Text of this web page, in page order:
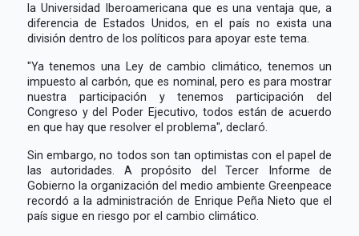
la Universidad Iberoamericana que es una ventaja que, a
diferencia de Estados Unidos, en el país no exista una
división dentro de los políticos para apoyar este tema.
"Ya tenemos una Ley de cambio climático, tenemos un
impuesto al carbón, que es nominal, pero es para mostrar
nuestra participación y tenemos participación del
Congreso y del Poder Ejecutivo, todos están de acuerdo
en que hay que resolver el problema", declaró.
Sin embargo, no todos son tan optimistas con el papel de
las autoridades. A propósito del Tercer Informe de
Gobierno la organización del medio ambiente Greenpeace
recordó a la administración de Enrique Peña Nieto que el
país sigue en riesgo por el cambio climático.